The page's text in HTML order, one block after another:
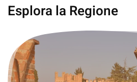
Esplora la Regione